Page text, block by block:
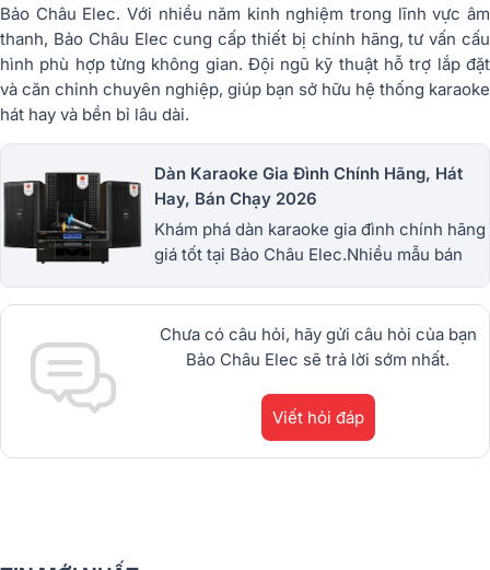
Bảo Châu Elec. Với nhiều năm kinh nghiệm trong lĩnh vực âm
thanh, Bảo Châu Elec cung cấp thiết bị chính hãng, tư vấn cấu
hình phù hợp từng không gian. Đội ngũ kỹ thuật hỗ trợ lắp đặt
và căn chỉnh chuyên nghiệp, giúp bạn sở hữu hệ thống karaoke
hát hay và bền bỉ lâu dài.
Dàn Karaoke Gia Đình Chính Hãng, Hát
Hay, Bán Chạy 2026
Khám phá dàn karaoke gia đình chính hãng
giá tốt tại Bảo Châu Elec.Nhiều mẫu bán
dBTechnologies, Philips Cao
Cấp.1900.0255
Chưa có câu hỏi, hãy gửi câu hỏi của bạn
Bảo Châu Elec sẽ trả lời sớm nhất.
Viết hỏi đáp